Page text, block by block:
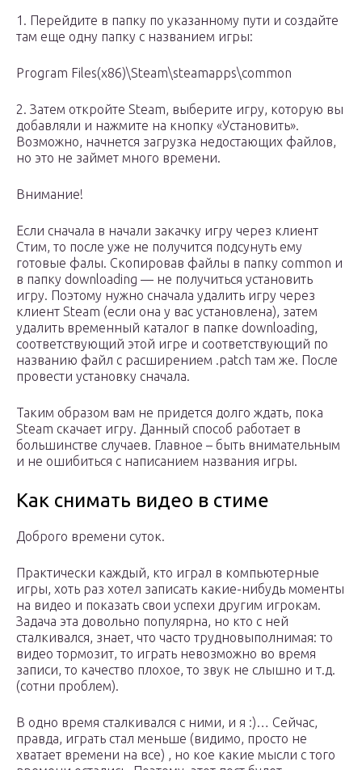
1. Перейдите в папку по указанному пути и создайте
там еще одну папку с названием игры:
Program Files(x86)\Steam\steamapps\common
2. Затем откройте Steam, выберите игру, которую вы
добавляли и нажмите на кнопку «Установить».
Возможно, начнется загрузка недостающих файлов,
но это не займет много времени.
Внимание!
Если сначала в начали закачку игру через клиент
Стим, то после уже не получится подсунуть ему
готовые фалы. Скопировав файлы в папку common и
в папку downloading — не получиться установить
игру. Поэтому нужно сначала удалить игру через
клиент Steam (если она у вас установлена), затем
удалить временный каталог в папке downloading,
соответствующий этой игре и соответствующий по
названию файл с расширением .patch там же. После
провести установку сначала.
Таким образом вам не придется долго ждать, пока
Steam скачает игру. Данный способ работает в
большинстве случаев. Главное – быть внимательным
и не ошибиться с написанием названия игры.
Как снимать видео в стиме
Доброго времени суток.
Практически каждый, кто играл в компьютерные
игры, хоть раз хотел записать какие-нибудь моменты
на видео и показать свои успехи другим игрокам.
Задача эта довольно популярна, но кто с ней
сталкивался, знает, что часто трудновыполнимая: то
видео тормозит, то играть невозможно во время
записи, то качество плохое, то звук не слышно и т.д.
(сотни проблем).
В одно время сталкивался с ними, и я :)… Сейчас,
правда, играть стал меньше (видимо, просто не
хватает времени на все) , но кое какие мысли с того